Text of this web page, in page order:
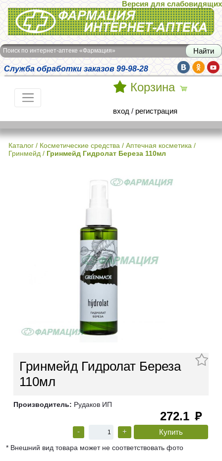
Интернет-аптека Фармация
Версия для слабовидящих
Поиск по интернет-аптеке «Фармация»
Служба обработки заказов 99-98-28
Корзина
вход / регистрация
Каталог / Косметические средства / Аптечная косметика /
Гринмейд / Гринмейд Гидролат Береза 110мл
Гринмейд Гидролат Береза
110мл
Производитель: Рудаков ИП
272.1 руб
- +
* Внешний вид товара может не соответствовать фото